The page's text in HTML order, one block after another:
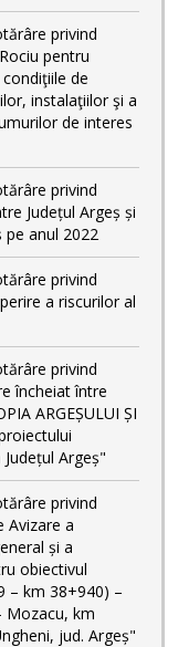
privind
pentru
de
instalaţiilor şi a
de interes
privind
Județul Argeș și
pe anul 2022
privind
a riscurilor al
privind
încheiat între
ARGEȘULUI ȘI
Argeș"
privind
Avizare a
și a
obiectivul
– km 38+940) –
Mozacu, km
jud. Argeș"